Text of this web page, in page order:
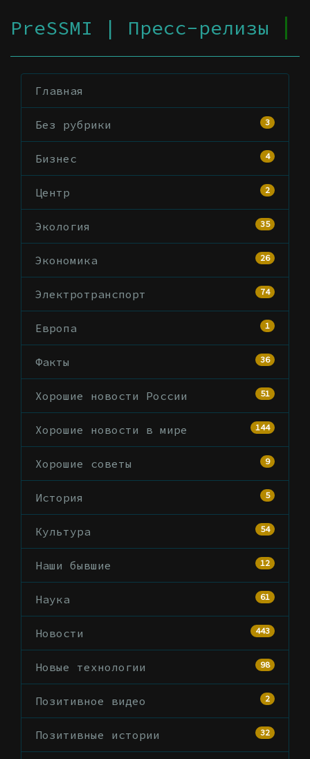
PreSSMI | Пресс-релизы
Главная
Без рубрики 3
Бизнес 4
Центр 2
Экология 35
Экономика 26
Электротранспорт 74
Европа 1
Факты 36
Хорошие новости России 51
Хорошие новости в мире 144
Хорошие советы 9
История 5
Культура 54
Наши бывшие 12
Наука 61
Новости 443
Новые технологии 98
Позитивное видео 2
Позитивные истории 32